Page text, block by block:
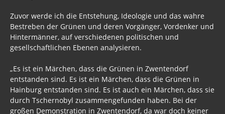
Zuvor werde ich die Entstehung, Ideologie und das wahre
Bestreben der Grünen und deren Vorgänger, Vordenker und
Hintermänner, auf verschiedenen politischen und
gesellschaftlichen Ebenen analysieren.
„Es ist ein Märchen, dass die Grünen in Zwentendorf
entstanden sind. Es ist ein Märchen, dass die Grünen in
Hainburg entstanden sind. Es ist auch ein Märchen, dass sie
durch Tschernobyl zusammengefunden haben. Bei der
großen Demonstration in Zwentendorf, da war doch keiner